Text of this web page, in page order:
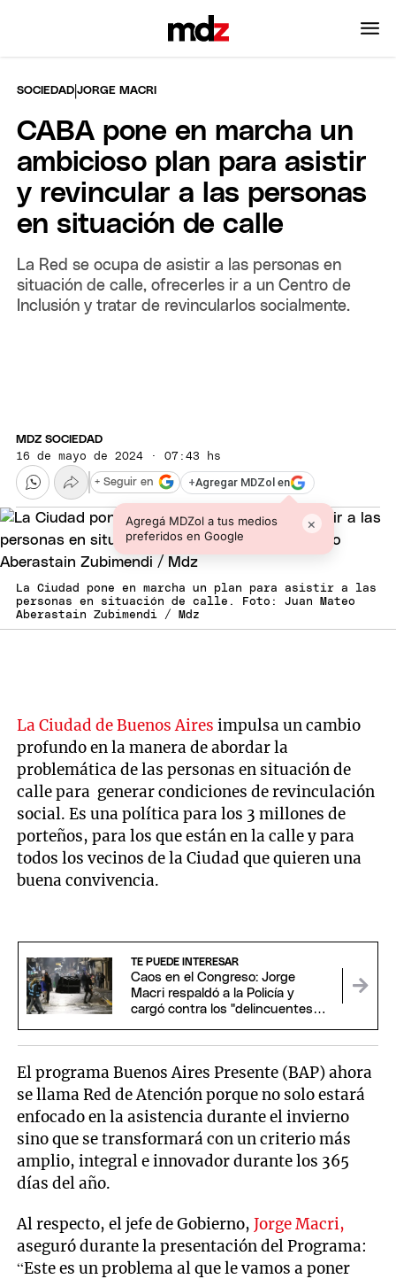
SOCIEDAD |JORGE MACRI
CABA pone en marcha un
ambicioso plan para asistir
y revincular a las personas
en situación de calle
La Red se ocupa de asistir a las personas en
situación de calle, ofrecerles ir a un Centro de
Inclusión y tratar de revincularlos socialmente.
MDZ SOCIEDAD
16 de mayo de 2024 · 07:43 hs
+Agregar MDZol en
Agregá MDZol a tus medios
preferidos en Google
×
+ Seguir en
La Ciudad pone en marcha un plan para asistir a las
personas en situación de calle. Foto: Juan Mateo
Aberastain Zubimendi / Mdz
La Ciudad de Buenos Aires impulsa un cambio
profundo en la manera de abordar la
problemática de las personas en situación de
calle para generar condiciones de revinculación
social. Es una política para los 3 millones de
porteños, para los que están en la calle y para
todos los vecinos de la Ciudad que quieren una
buena convivencia.
TE PUEDE INTERESAR
Caos en el Congreso: Jorge
Macri respaldó a la Policía y
cargó contra los "delincuentes
El programa Buenos Aires Presente (BAP) ahora
se llama Red de Atención porque no solo estará
enfocado en la asistencia durante el invierno
sino que se transformará con un criterio más
amplio, integral e innovador durante los 365
días del año.
Al respecto, el jefe de Gobierno,Jorge Macri,
aseguró durante la presentación del Programa:
“Este es un problema al que le vamos a poner